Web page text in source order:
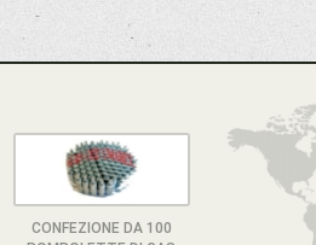
CONFEZIONE DA 100